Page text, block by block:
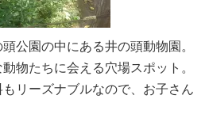
公園の中にある井の頭動物園。
物たちに会える穴場スポット。
リーズナブルなので、お子さん